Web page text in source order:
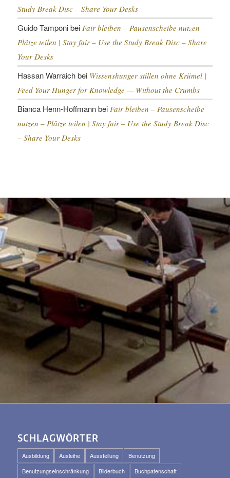
Study Break Disc – Share Your Desks
Guido Tamponibei Fair bleiben – Pausenscheibe nutzen –
Plätze teilen | Stay fair – Use the Study Break Disc – Share
Your Desks
Hassan Warraichbei Wissenshunger stillen ohne Krümel |
Feed Your Hunger for Knowledge — Without the Crumbs
Bianca Henn-Hoffmannbei Fair bleiben – Pausenscheibe
nutzen – Plätze teilen | Stay fair – Use the Study Break Disc
– Share Your Desks
SCHLAGWÖRTER
Ausbildung Ausleihe Ausstellung
Benutzung
Benutzungseinschränkung
Bilderbuch
Buchpatenschaft